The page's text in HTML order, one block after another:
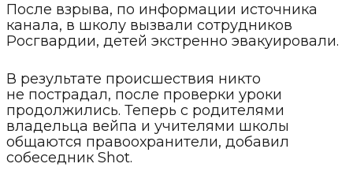
После взрыва, по информации источника
канала, в школу вызвали сотрудников
Росгвардии, детей экстренно эвакуировали.
В результате происшествия никто
не пострадал, после проверки уроки
продолжились. Теперь с родителями
владельца вейпа и учителями школы
общаются правоохранители, добавил
собеседник Shot.